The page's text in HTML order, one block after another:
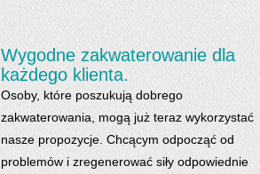
Wygodne zakwaterowanie dla
każdego klienta.
Osoby, które poszukują dobrego
zakwaterowania, mogą już teraz wykorzystać
nasze propozycje. Chcącym odpocząć od
problemów i zregenerować siły odpowiednie